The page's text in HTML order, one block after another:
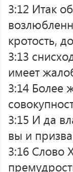
3:12 Итак
кротость,
3:13
имеет
3:14 Более
3:15 И да
вы и
3:16 Слово